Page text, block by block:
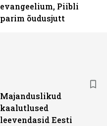
evangeelium, Piibli
parim õudusjutt
Majanduslikud
kaalutlused
leevendasid Eesti